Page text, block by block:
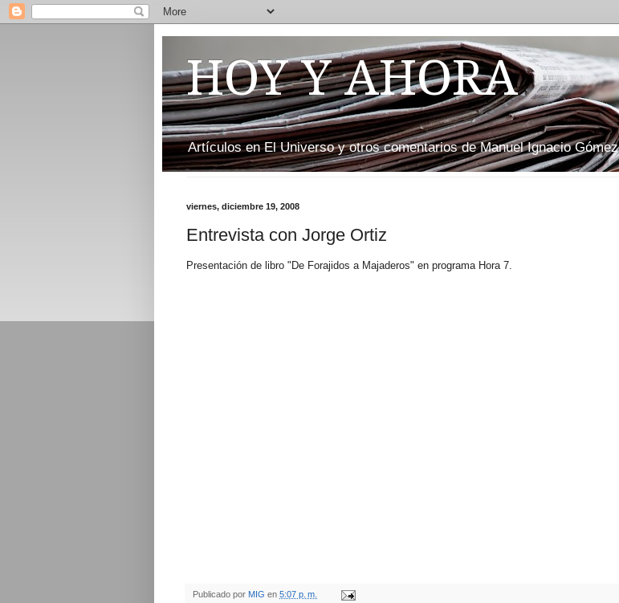
HOY Y AHORA
Artículos en El Universo y otros comentarios de Manuel Ignacio Gómez
viernes, diciembre 19, 2008
Entrevista con Jorge Ortiz
Presentación de libro "De Forajidos a Majaderos" en programa Hora 7.
Publicado por MIG en 5:07 p. m.